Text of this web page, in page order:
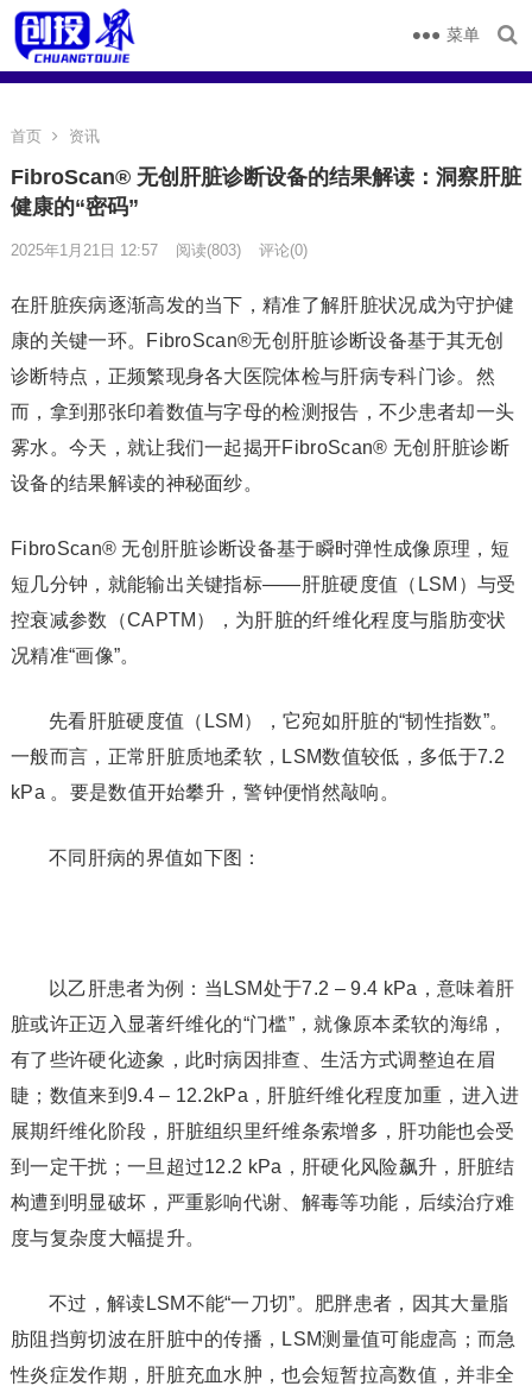
菜单
首页 资讯
FibroScan® 无创肝脏诊断设备的结果解读：洞察肝脏
健康的“密码”
2025年1月21日 12:57 阅读(803) 评论(0)
在肝脏疾病逐渐高发的当下，精准了解肝脏状况成为守护健
康的关键一环。FibroScan®无创肝脏诊断设备基于其无创
诊断特点，正频繁现身各大医院体检与肝病专科门诊。然
而，拿到那张印着数值与字母的检测报告，不少患者却一头
雾水。今天，就让我们一起揭开FibroScan® 无创肝脏诊断
设备的结果解读的神秘面纱。
FibroScan® 无创肝脏诊断设备基于瞬时弹性成像原理，短
短几分钟，就能输出关键指标——肝脏硬度值（LSM）与受
控衰减参数（CAPTM），为肝脏的纤维化程度与脂肪变状
况精准“画像”。
先看肝脏硬度值（LSM），它宛如肝脏的“韧性指数”。
一般而言，正常肝脏质地柔软，LSM数值较低，多低于7.2
kPa 。要是数值开始攀升，警钟便悄然敲响。
不同肝病的界值如下图：
以乙肝患者为例：当LSM处于7.2 – 9.4 kPa，意味着肝
脏或许正迈入显著纤维化的“门槛”，就像原本柔软的海绵，
有了些许硬化迹象，此时病因排查、生活方式调整迫在眉
睫；数值来到9.4 – 12.2kPa，肝脏纤维化程度加重，进入进
展期纤维化阶段，肝脏组织里纤维条索增多，肝功能也会受
到一定干扰；一旦超过12.2 kPa，肝硬化风险飙升，肝脏结
构遭到明显破坏，严重影响代谢、解毒等功能，后续治疗难
度与复杂度大幅提升。
不过，解读LSM不能“一刀切”。肥胖患者，因其大量脂
肪阻挡剪切波在肝脏中的传播，LSM测量值可能虚高；而急
性炎症发作期，肝脏充血水肿，也会短暂拉高数值，并非全